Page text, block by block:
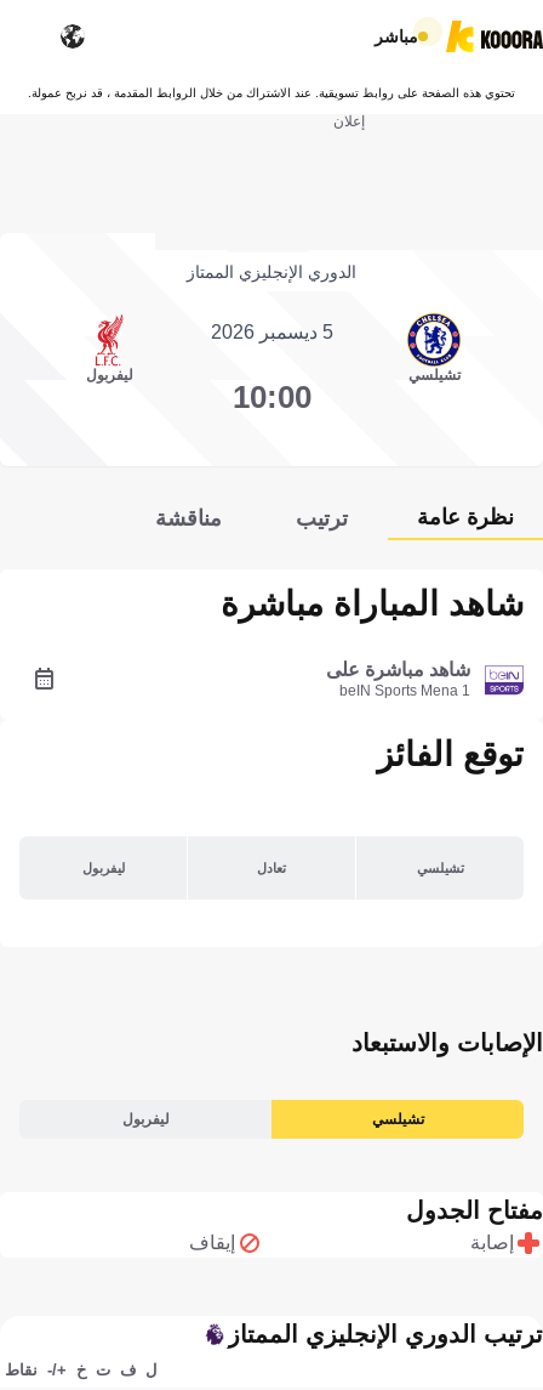
مباشر
تحتوي هذه الصفحة على روابط تسويقية. عند الاشتراك من خلال الروابط المقدمة ، قد نربح عمولة.
إعلان
الدوري الإنجليزي الممتاز
تشيلسي
5 ديسمبر 2026
10:00
ليفربول
نظرة عامة ترتيب مناقشة
شاهد المباراة مباشرة
شاهد مباشرة على
beIN Sports Mena 1
توقع الفائز
تشيلسي تعادل ليفربول
الإصابات والاستبعاد
تشيلسي ليفربول
مفتاح الجدول
إصابة إيقاف
ترتيب الدوري الإنجليزي الممتاز
ل ف ت خ +/- نقاط